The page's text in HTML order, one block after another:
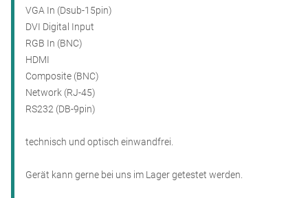
VGA In (Dsub-15pin)
DVI Digital Input
RGB In (BNC)
HDMI
Composite (BNC)
Network (RJ-45)
RS232 (DB-9pin)
technisch und optisch einwandfrei.
Gerät kann gerne bei uns im Lager getestet werden.